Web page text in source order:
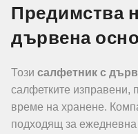
Предимства
дървена
Този салфетник с
салфетките изправени,
време на хранене.
подходящ за